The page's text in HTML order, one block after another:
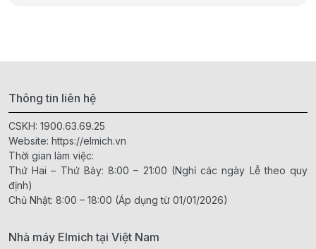
Thông tin liên hệ
CSKH: 1900.63.69.25
Website: https://elmich.vn
Thời gian làm việc:
Thứ Hai – Thứ Bảy: 8:00 – 21:00 (Nghỉ các ngày Lễ theo quy
định)
Chủ Nhật: 8:00 – 18:00 (Áp dụng từ 01/01/2026)
Nhà máy Elmich tại Việt Nam